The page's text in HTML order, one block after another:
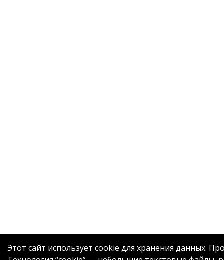
Этот сайт использует cookie для хранения данных.